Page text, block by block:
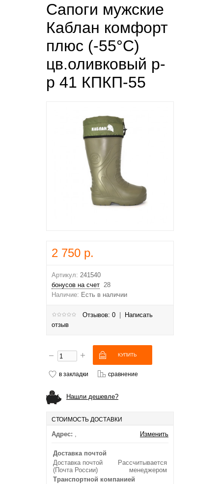
Сапоги мужские
Каблан комфорт
плюс (-55°С)
цв.оливковый р-
р 41 КПКП-55
2 750 р.
Артикул: 241540
бонусов на счет 28
Наличие: Есть в наличии
Отзывов: 0
Написать
отзыв
в закладки сравнение
Нашли дешевле?
СТОИМОСТЬ ДОСТАВКИ
Адрес: , Изменить
Доставка почтой
Доставка почтой
(Почта России)
Рассчитывается
менеджером
Транспортной компанией